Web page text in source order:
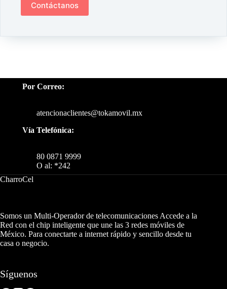
Contáctanos
Por Correo:
atencionaclientes@tokamovil.mx
Vía Telefónica:
80 0871 9999
O al: *242
CharroCel
Somos un Multi-Operador de telecomunicaciones Accede a la
Red con el chip inteligente que une las 3 redes móviles de
México. Para conectarte a internet rápido y sencillo desde tu
casa o negocio.
Síguenos